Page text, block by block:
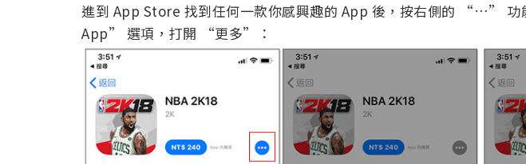
進到 App Store 找到任何一款你感興趣的 App 後，按右側的 “…” 功
App” 選項，打開 “更多”：